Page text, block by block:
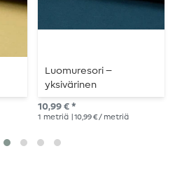
Luomuresori –
yksivärinen
tummapetrolin sävy
10,99 € *
1 metriä | 10,99 € / metriä